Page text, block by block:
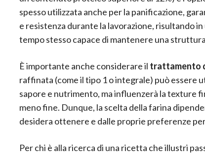
spesso utilizzata anche per la panificazione,
e resistenza durante la lavorazione, risultando
tempo stesso capace di mantenere una
È importante anche considerare il trattamento
raffinata (come il tipo 1 o integrale) può essere
sapore e nutrimento, ma influenzerà la texture
meno fine. Dunque, la scelta della farina
desidera ottenere e dalle proprie preferenze
Per chi è alla ricerca di una ricetta che illustri